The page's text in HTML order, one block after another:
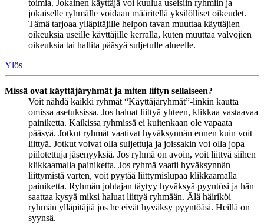
toimia. Jokainen käyttäjä voi kuulua useisiin ryhmiin ja
jokaiselle ryhmälle voidaan määritellä yksilölliset oikeudet.
Tämä tarjoaa ylläpitäjille helpon tavan muuttaa käyttäjien
oikeuksia useille käyttäjille kerralla, kuten muuttaa valvojien
oikeuksia tai hallita pääsyä suljetulle alueelle.
Ylös
Missä ovat käyttäjäryhmät ja miten liityn sellaiseen?
Voit nähdä kaikki ryhmät “Käyttäjäryhmät”-linkin kautta
omissa asetuksissa. Jos haluat liittyä yhteen, klikkaa vastaavaa
painiketta. Kaikissa ryhmissä ei kuitenkaan ole vapaata
pääsyä. Jotkut ryhmät vaativat hyväksynnän ennen kuin voit
liittyä. Jotkut voivat olla suljettuja ja joissakin voi olla jopa
piilotettuja jäsenyyksiä. Jos ryhmä on avoin, voit liittyä siihen
klikkaamalla painiketta. Jos ryhmä vaatii hyväksynnän
liittymistä varten, voit pyytää liittymislupaa klikkaamalla
painiketta. Ryhmän johtajan täytyy hyväksyä pyyntösi ja hän
saattaa kysyä miksi haluat liittyä ryhmään. Älä häiriköi
ryhmän ylläpitäjiä jos he eivät hyväksy pyyntöäsi. Heillä on
syynsä.